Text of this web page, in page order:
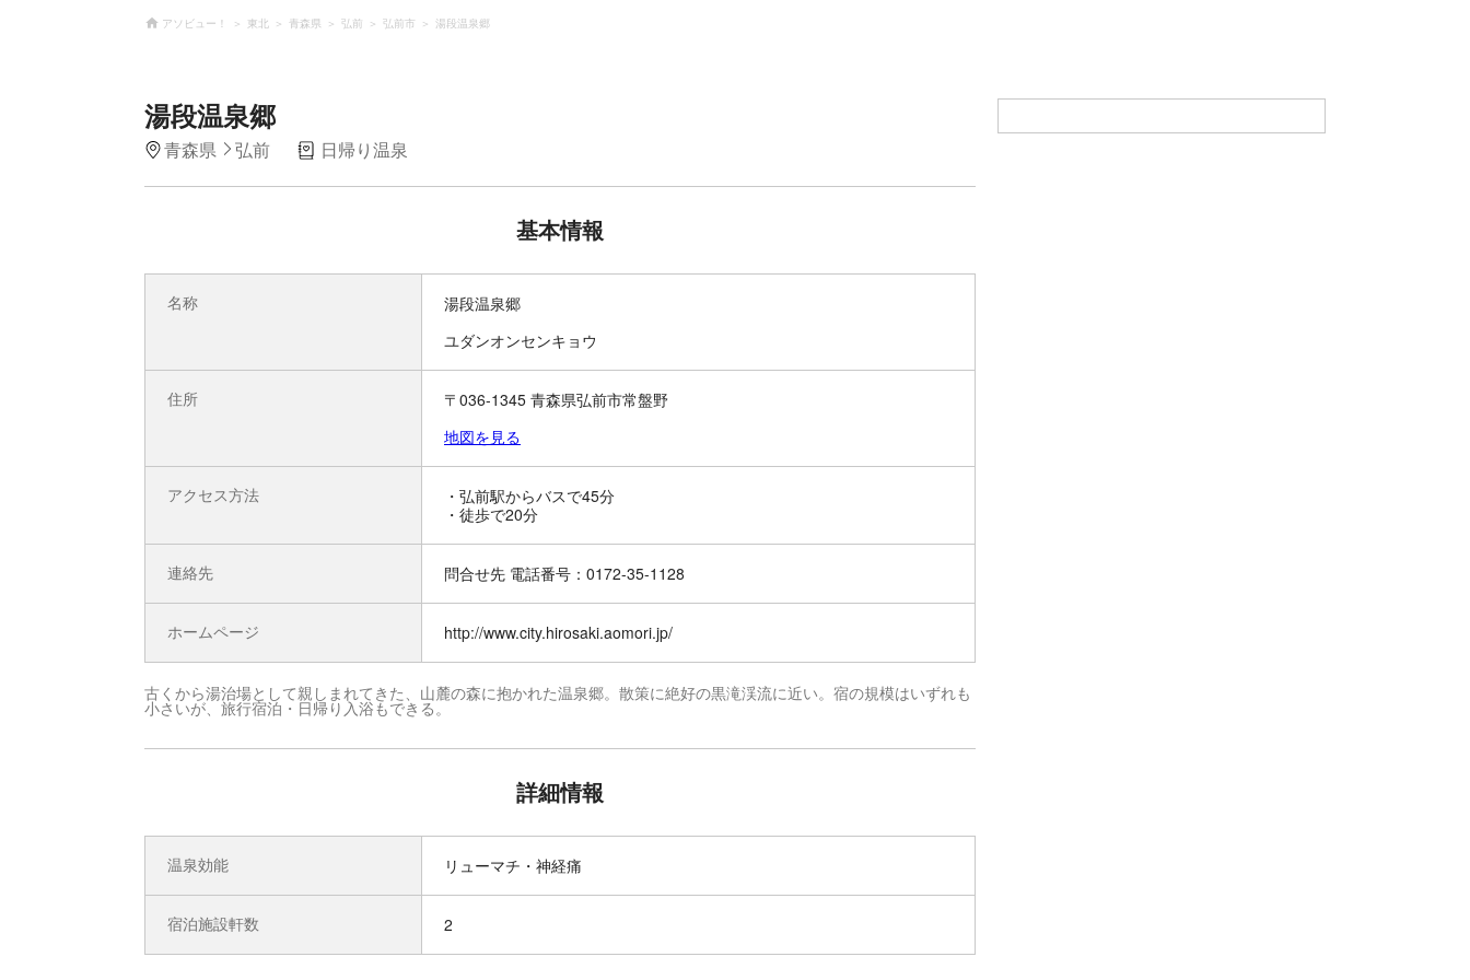
アソビュー！ 東北 青森県 弘前 弘前市 湯段温泉郷
湯段温泉郷
青森県 弘前 日帰り温泉
基本情報
名称
湯段温泉郷
ユダンオンセンキョウ
住所
〒036-1345 青森県弘前市常盤野
地図を見る
アクセス方法
・弘前駅からバスで45分
・徒歩で20分
連絡先 問合せ先 電話番号：0172-35-1128
ホームページ http://www.city.hirosaki.aomori.jp/
古くから湯治場として親しまれてきた、山麓の森に抱かれた温泉郷。散策に絶好の黒滝渓流に近い。宿の規模はいずれも
小さいが、旅行宿泊・日帰り入浴もできる。
詳細情報
温泉効能 リューマチ・神経痛
宿泊施設軒数 2